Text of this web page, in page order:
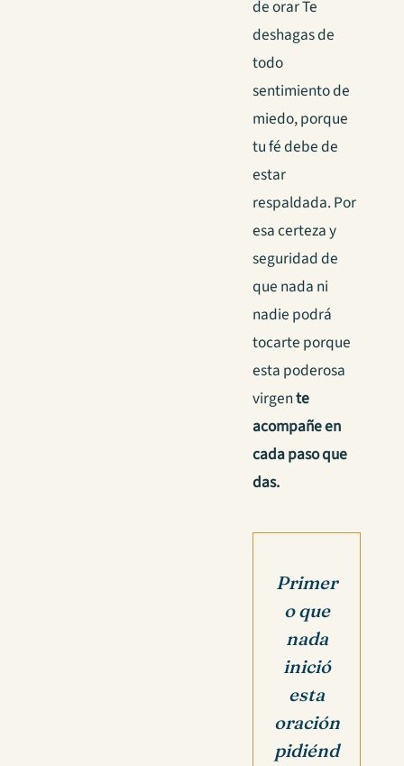
de orar Te
deshagas de
todo
sentimiento de
miedo, porque
tu fé debe de
estar
respaldada. Por
esa certeza y
seguridad de
que nada ni
nadie podrá
tocarte porque
esta poderosa
virgente
acompañe en
cada paso que
das.
Primer
o que
nada
inició
esta
oración
pidiénd